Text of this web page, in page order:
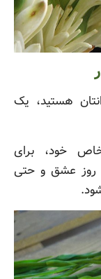
هستید، یک
خود، برای
روز عشق و حتی